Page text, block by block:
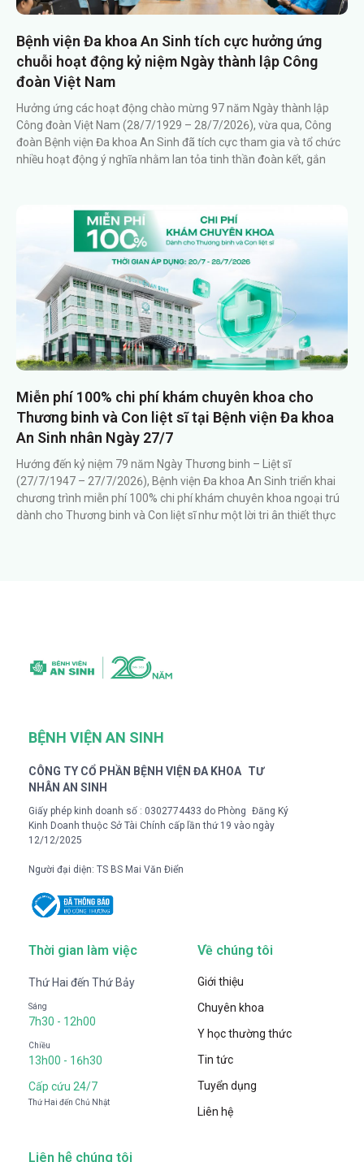
Bệnh viện Đa khoa An Sinh tích cực hưởng ứng
chuỗi hoạt động kỷ niệm Ngày thành lập Công
đoàn Việt Nam
Hưởng ứng các hoạt động chào mừng 97 năm Ngày thành lập
Công đoàn Việt Nam (28/7/1929 – 28/7/2026), vừa qua, Công
đoàn Bệnh viện Đa khoa An Sinh đã tích cực tham gia và tổ chức
nhiều hoạt động ý nghĩa nhằm lan tỏa tinh thần đoàn kết, gắn
Miễn phí 100% chi phí khám chuyên khoa cho
Thương binh và Con liệt sĩ tại Bệnh viện Đa khoa
An Sinh nhân Ngày 27/7
Hướng đến kỷ niệm 79 năm Ngày Thương binh – Liệt sĩ
(27/7/1947 – 27/7/2026), Bệnh viện Đa khoa An Sinh triển khai
chương trình miễn phí 100% chi phí khám chuyên khoa ngoại trú
dành cho Thương binh và Con liệt sĩ như một lời tri ân thiết thực
BỆNH VIỆN AN SINH
CÔNG TY CỔ PHẦN BỆNH VIỆN ĐA KHOA TƯ
NHÂN AN SINH
Giấy phép kinh doanh số : 0302774433 do Phòng Đăng Ký
Kinh Doanh thuộc Sở Tài Chính cấp lần thứ 19 vào ngày
12/12/2025
Người đại diện: TS BS Mai Văn Điển
Thời gian làm việc
Thứ Hai đến Thứ Bảy
Sáng
7h30 - 12h00
Chiều
13h00 - 16h30
Cấp cứu 24/7
Thứ Hai đến Chủ Nhật
Về chúng tôi
Giới thiệu
Chuyên khoa
Y học thường thức
Tin tức
Tuyển dụng
Liên hệ
Liên hệ chúng tôi